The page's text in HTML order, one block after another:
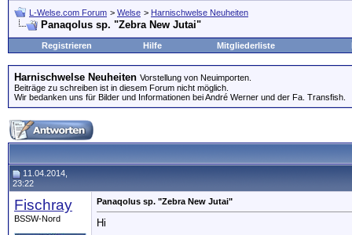
L-Welse.com Forum > Welse > Harnischwelse Neuheiten
Panaqolus sp. "Zebra New Jutai"
Registrieren Hilfe Mitgliederliste
Harnischwelse Neuheiten Vorstellung von Neuimporten.
Beiträge zu schreiben ist in diesem Forum nicht möglich.
Wir bedanken uns für Bilder und Informationen bei André Werner und der Fa. Transfish.
11.04.2014,
23:22
Fischray
BSSW-Nord
Panaqolus sp. "Zebra New Jutai"
Hi